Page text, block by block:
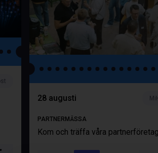
28 augusti
PARTNERMÄSSA
Kom och träffa våra partnerföretag